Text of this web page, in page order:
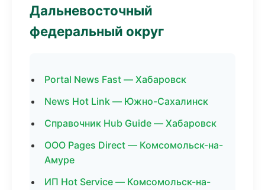
Дальневосточный
федеральный округ
Portal News Fast — Хабаровск
News Hot Link — Южно-Сахалинск
Справочник Hub Guide — Хабаровск
ООО Pages Direct — Комсомольск-на-
Амуре
ИП Hot Service — Комсомольск-на-